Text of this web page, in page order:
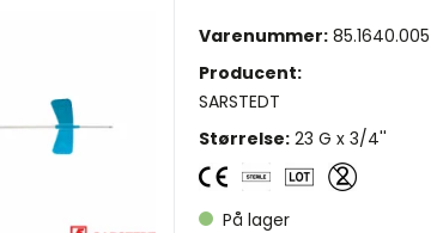
Varenummer: 85.1640.005
Producent:
SARSTEDT
Størrelse: 23 G x 3/4''
På lager